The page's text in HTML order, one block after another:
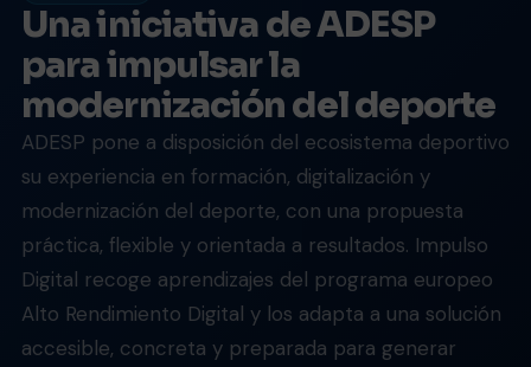
Una iniciativa de ADESP
para impulsar la
modernización del deporte
ADESP pone a disposición del ecosistema deportivo
su experiencia en formación, digitalización y
modernización del deporte, con una propuesta
práctica, flexible y orientada a resultados. Impulso
Digital recoge aprendizajes del programa europeo
Alto Rendimiento Digital y los adapta a una solución
accesible, concreta y preparada para generar